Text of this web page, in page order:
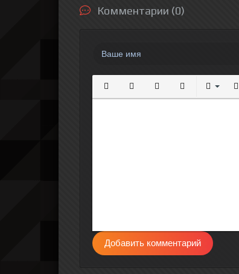
Комментарии (0)
Полужирный
КурсивПодчеркнутый
Зачеркнутый
Добавить комментарий